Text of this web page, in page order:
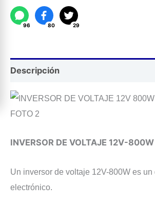
12V-
800W
96 80 29
Descripción
INVERSOR DE VOLTAJE 12V-
Un inversor de voltaje 12V-800W es
electrónico.